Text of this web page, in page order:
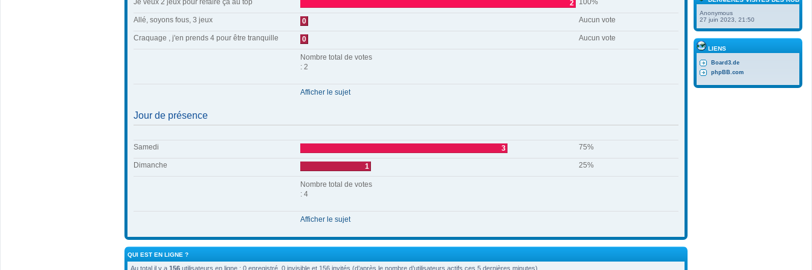
2
Allé, soyons fous, 3 jeux 0 Aucun vote
Craquage , j'en prends 4 pour être tranquille 0 Aucun vote
Nombre total de votes
: 2
Afficher le sujet
Jour de présence
Samedi 3 75%
Dimanche 1 25%
Nombre total de votes
: 4
Afficher le sujet
QUI EST EN LIGNE ?
Au total il y a 156 utilisateurs en ligne : 0 enregistré, 0 invisible et 156 invités (d’après le nombre d’utilisateurs actifs ces 5 dernières minutes)
Anonymous
27 juin 2023, 21:50
LIENS
Board3.de
phpBB.com